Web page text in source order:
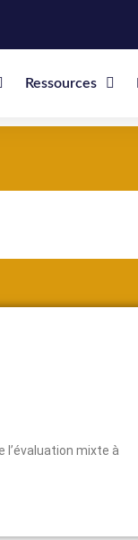
Ressources
l’évaluation mixte à